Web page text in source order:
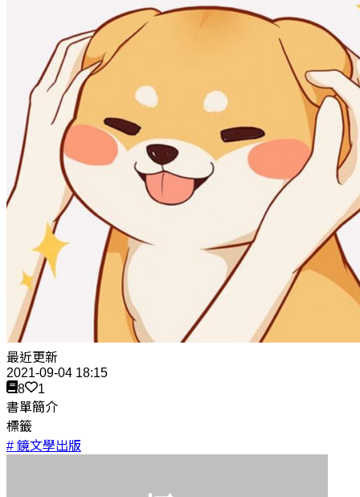
最近更新
2021-09-04 18:15
8
1
書單簡介
標籤
# 鏡文學出版